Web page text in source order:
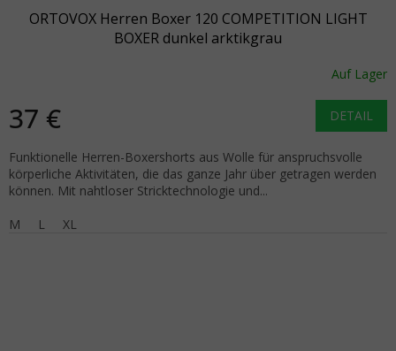
ORTOVOX Herren Boxer 120 COMPETITION LIGHT
BOXER dunkel arktikgrau
Auf Lager
37 € DETAIL
Funktionelle Herren-Boxershorts aus Wolle für anspruchsvolle
körperliche Aktivitäten, die das ganze Jahr über getragen werden
können. Mit nahtloser Stricktechnologie und...
M
L XL